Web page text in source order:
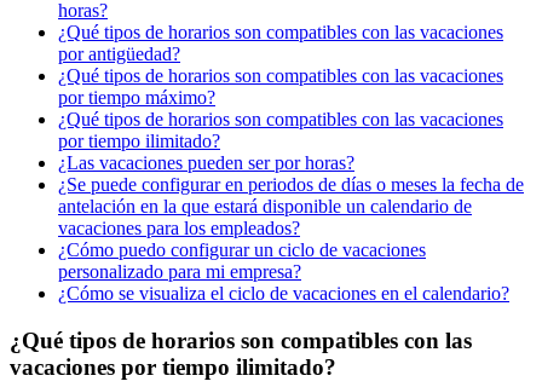
horas?
¿Qué tipos de horarios son compatibles con las vacaciones
por antigüedad?
¿Qué tipos de horarios son compatibles con las vacaciones
por tiempo máximo?
¿Qué tipos de horarios son compatibles con las vacaciones
por tiempo ilimitado?
¿Las vacaciones pueden ser por horas?
¿Se puede configurar en periodos de días o meses la fecha de
antelación en la que estará disponible un calendario de
vacaciones para los empleados?
¿Cómo puedo configurar un ciclo de vacaciones
personalizado para mi empresa?
¿Cómo se visualiza el ciclo de vacaciones en el calendario?
¿Qué tipos de horarios son compatibles con las
vacaciones por tiempo ilimitado?